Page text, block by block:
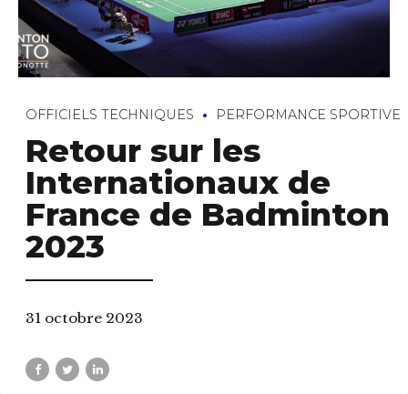
OFFICIELS TECHNIQUES PERFORMANCE SPORTIVE
Retour sur les
Internationaux de
France de Badminton
2023
31 octobre 2023